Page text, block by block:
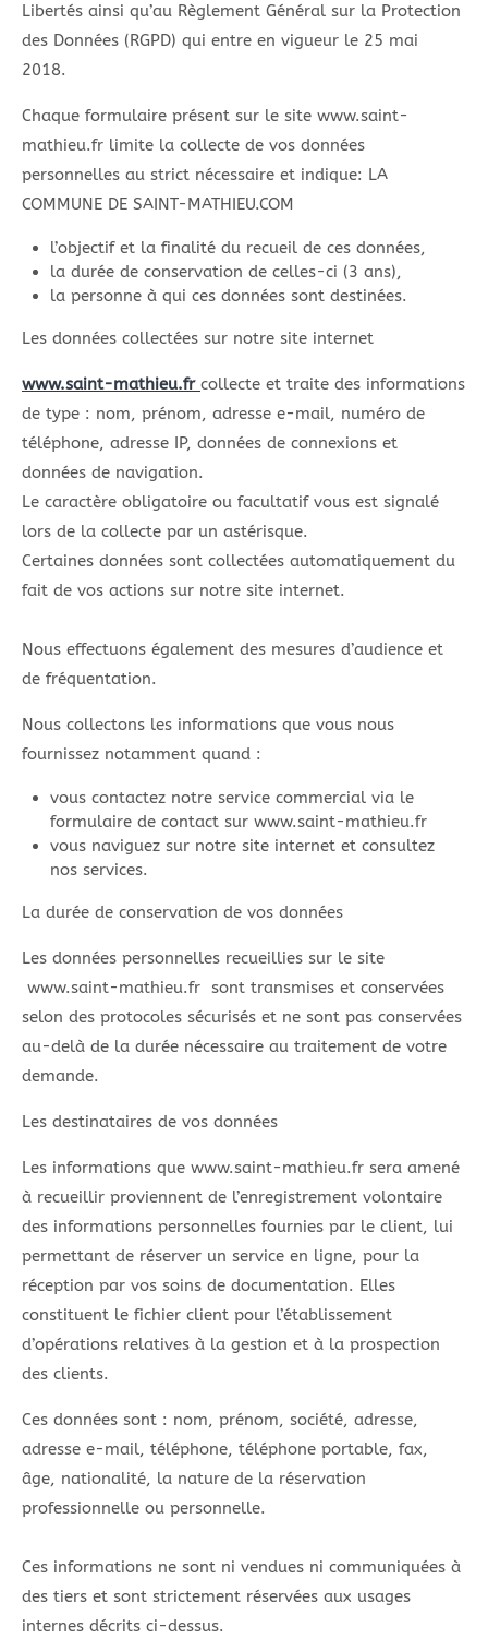
Libertés ainsi qu’au Règlement Général sur la Protection
des Données (RGPD) qui entre en vigueur le 25 mai
2018.
Chaque formulaire présent sur le site www.saint-
mathieu.fr limite la collecte de vos données
personnelles au strict nécessaire et indique: LA
COMMUNE DE SAINT-MATHIEU.COM
l’objectif et la finalité du recueil de ces données,
la durée de conservation de celles-ci (3 ans),
la personne à qui ces données sont destinées.
Les données collectées sur notre site internet
www.saint-mathieu.fr collecte et traite des informations
de type : nom, prénom, adresse e-mail, numéro de
téléphone, adresse IP, données de connexions et
données de navigation.
Le caractère obligatoire ou facultatif vous est signalé
lors de la collecte par un astérisque.
Certaines données sont collectées automatiquement du
fait de vos actions sur notre site internet.
Nous effectuons également des mesures d’audience et
de fréquentation.
Nous collectons les informations que vous nous
fournissez notamment quand :
vous contactez notre service commercial via le
formulaire de contact sur www.saint-mathieu.fr
vous naviguez sur notre site internet et consultez
nos services.
La durée de conservation de vos données
Les données personnelles recueillies sur le site
www.saint-mathieu.fr sont transmises et conservées
selon des protocoles sécurisés et ne sont pas conservées
au-delà de la durée nécessaire au traitement de votre
demande.
Les destinataires de vos données
Les informations que www.saint-mathieu.fr sera amené
à recueillir proviennent de l’enregistrement volontaire
des informations personnelles fournies par le client, lui
permettant de réserver un service en ligne, pour la
réception par vos soins de documentation. Elles
constituent le fichier client pour l’établissement
d’opérations relatives à la gestion et à la prospection
des clients.
Ces données sont : nom, prénom, société, adresse,
adresse e-mail, téléphone, téléphone portable, fax,
âge, nationalité, la nature de la réservation
professionnelle ou personnelle.
Ces informations ne sont ni vendues ni communiquées à
des tiers et sont strictement réservées aux usages
internes décrits ci-dessus.